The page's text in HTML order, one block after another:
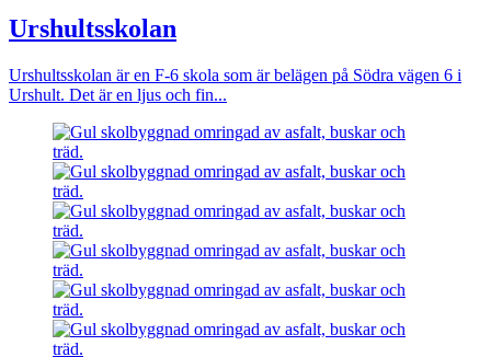
Urshultsskolan
Urshultsskolan är en F-6 skola som är belägen på Södra vägen 6 i
Urshult. Det är en ljus och fin...